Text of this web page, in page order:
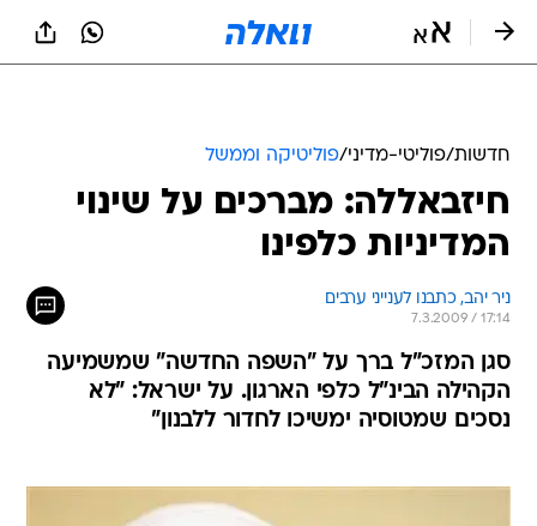
חדשות/פוליטי-מדיני/פוליטיקה וממשל
חיזבאללה: מברכים על שינוי
המדיניות כלפינו
ניר יהב, כתבנו לענייני ערבים
7.3.2009 / 17:14
סגן המזכ"ל ברך על "השפה החדשה" שמשמיעה
הקהילה הבינ"ל כלפי הארגון. על ישראל: "לא
נסכים שמטוסיה ימשיכו לחדור ללבנון"